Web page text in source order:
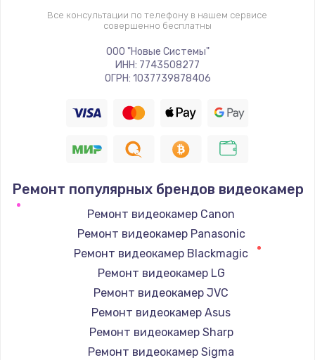
Ремонт низкочастотных выходов ТВ-приставки
1900 руб.
Заказать
1900 руб.
1400 руб.
Заказать
Восстановление после падения
Заказать
Пайка и ремонт платы брелка
Все консультации по телефону в нашем сервисе
совершенно бесплатны
ООО "Новые Системы"
ИНН: 7743508277
ОГРН: 1037739878406
Ремонт популярных брендов видеокамер
Ремонт видеокамер Canon
Ремонт видеокамер Panasonic
Ремонт видеокамер Blackmagic
Ремонт видеокамер LG
Ремонт видеокамер JVC
Ремонт видеокамер Asus
Ремонт видеокамер Sharp
Ремонт видеокамер Sigma